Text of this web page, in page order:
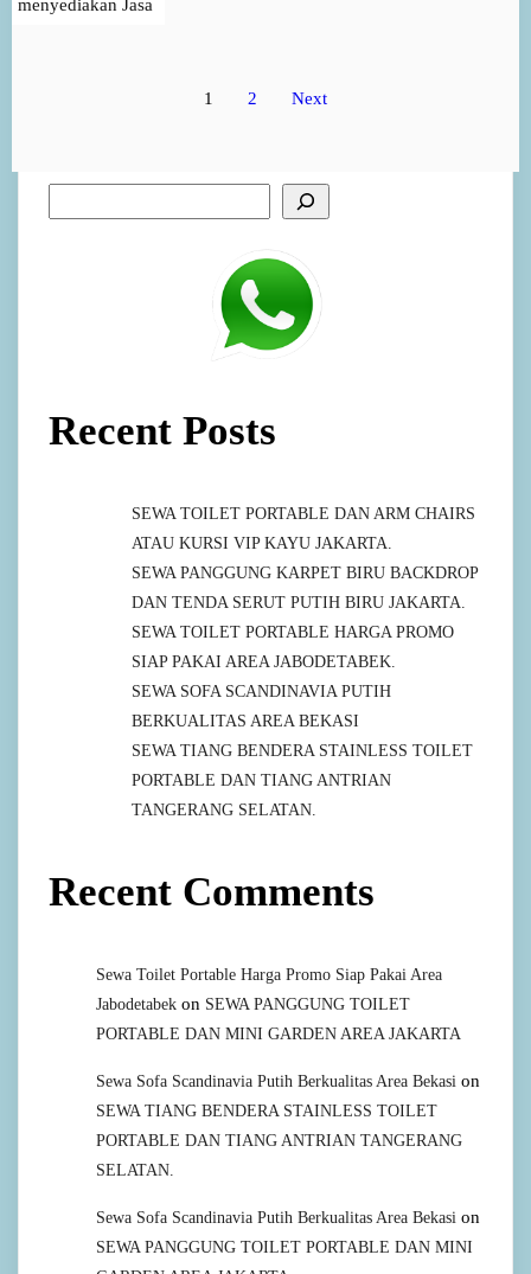
menyediakan Jasa
1 2 Next
Recent Posts
SEWA TOILET PORTABLE DAN ARM CHAIRS
ATAU KURSI VIP KAYU JAKARTA.
SEWA PANGGUNG KARPET BIRU BACKDROP
DAN TENDA SERUT PUTIH BIRU JAKARTA.
SEWA TOILET PORTABLE HARGA PROMO
SIAP PAKAI AREA JABODETABEK.
SEWA SOFA SCANDINAVIA PUTIH
BERKUALITAS AREA BEKASI
SEWA TIANG BENDERA STAINLESS TOILET
PORTABLE DAN TIANG ANTRIAN
TANGERANG SELATAN.
Recent Comments
Sewa Toilet Portable Harga Promo Siap Pakai Area
Jabodetabek on SEWA PANGGUNG TOILET
PORTABLE DAN MINI GARDEN AREA JAKARTA
Sewa Sofa Scandinavia Putih Berkualitas Area Bekasi on
SEWA TIANG BENDERA STAINLESS TOILET
PORTABLE DAN TIANG ANTRIAN TANGERANG
SELATAN.
Sewa Sofa Scandinavia Putih Berkualitas Area Bekasi on
SEWA PANGGUNG TOILET PORTABLE DAN MINI